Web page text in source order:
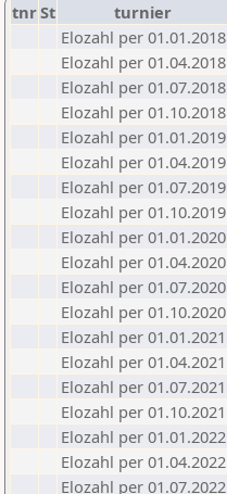
tnrSt turnier
Elozahl per 01.01.2018
Elozahl per 01.04.2018
Elozahl per 01.07.2018
Elozahl per 01.10.2018
Elozahl per 01.01.2019
Elozahl per 01.04.2019
Elozahl per 01.07.2019
Elozahl per 01.10.2019
Elozahl per 01.01.2020
Elozahl per 01.04.2020
Elozahl per 01.07.2020
Elozahl per 01.10.2020
Elozahl per 01.01.2021
Elozahl per 01.04.2021
Elozahl per 01.07.2021
Elozahl per 01.10.2021
Elozahl per 01.01.2022
Elozahl per 01.04.2022
Elozahl per 01.07.2022